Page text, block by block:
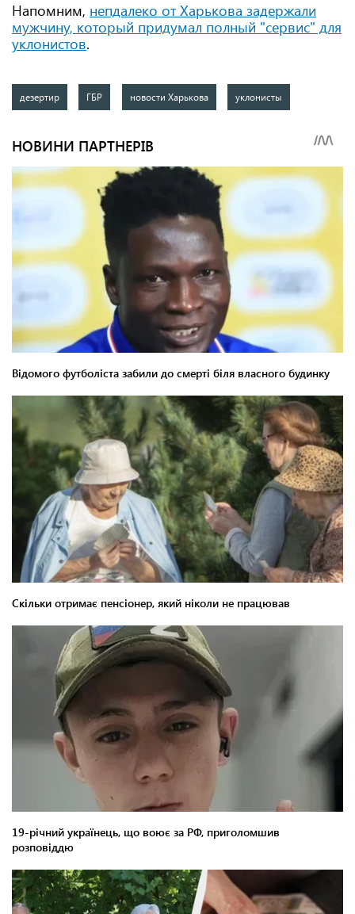
Напомним, непдалеко от Харькова задержали
мужчину, который придумал полный "сервис" для
уклонистов.
дезертир ГБР новости Харькова уклонисты